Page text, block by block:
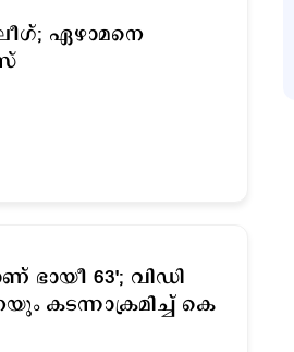
ലീഗ്; ഏഴാമനെ
ഭായീ 63'; വിഡി
കടന്നാക്രമിച്ച് കെ